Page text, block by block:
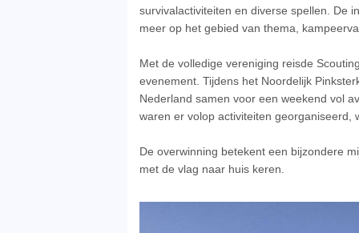
survivalactiviteiten en diverse spellen. De
meer op het gebied van thema,
Met de volledige vereniging reisde
evenement. Tijdens het Noordelijk
Nederland samen voor een weekend vol
waren er volop activiteiten georganiseerd,
De overwinning betekent een bijzondere
met de vlag naar huis keren.